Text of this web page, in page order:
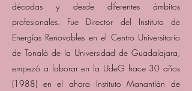
décadas y desde diferentes ámbitos
profesionales. Fue Director del Instituto de
Energías Renovables en el Centro Universitario
de Tonalá de la Universidad de Guadalajara,
empezó a laborar en la UdeG hace 30 años
(1988) en el ahora Instituto Manantlán de